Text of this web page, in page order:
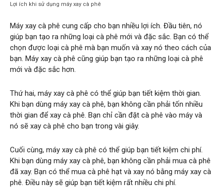
Lợi ích khi sử dụng máy xay cà phê
Máy xay cà phê cung cấp cho bạn nhiều lợi ích. Đầu tiên, nó
giúp bạn tạo ra những loại cà phê mới và đặc sắc. Bạn có thể
chọn được loại cà phê mà bạn muốn và xay nó theo cách của
bạn. Máy xay cà phê cũng giúp bạn tạo ra những loại cà phê
mới và đặc sắc hơn.
Thứ hai, máy xay cà phê có thể giúp bạn tiết kiệm thời gian.
Khi bạn dùng máy xay cà phê, bạn không cần phải tốn nhiều
thời gian để xay cà phê. Bạn chỉ cần đặt cà phê vào máy và
nó sẽ xay cà phê cho bạn trong vài giây.
Cuối cùng, máy xay cà phê có thể giúp bạn tiết kiệm chi phí.
Khi bạn dùng máy xay cà phê, bạn không cần phải mua cà phê
đã xay. Bạn có thể mua cà phê hạt và xay nó bằng máy xay cà
phê. Điều này sẽ giúp bạn tiết kiệm rất nhiều chi phí.